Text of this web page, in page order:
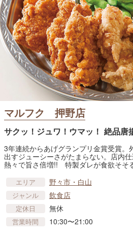
マルフク 押野店
サクッ！ジュワ！ウマッ！ 絶品
3年連続からあげグランプリ金賞受賞。
出すジューシーさがたまらない。店内
熱々で旨さ倍増!! 特製ダレが食欲そそ
エリア 野々市・白山
ジャンル 飲食店
定休日 無休
営業時間 10:30〜21:00